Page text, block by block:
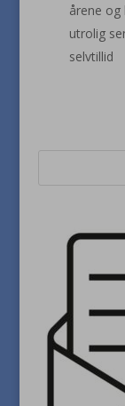
årene
utrolig
selvtillid